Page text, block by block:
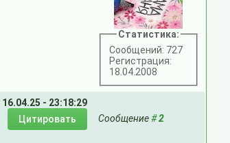
Статистика:
Сообщений: 727
Регистрация:
18.04.2008
16.04.25 - 23:18:29
Сообщение#2